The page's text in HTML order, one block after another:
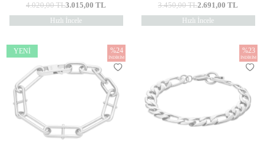
4.020,00TL3.015,00 TL
Hızlı İncele
3.450,00TL2.691,00 TL
Hızlı İncele
YENI %24
İNDIRIM
%23
İNDIRIM